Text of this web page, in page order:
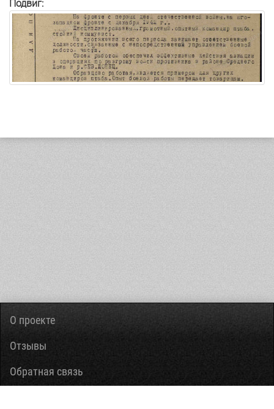
Подвиг:
О проекте
Отзывы
Обратная связь